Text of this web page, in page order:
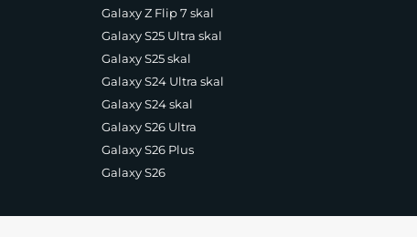
Galaxy Z Flip 7 skal
Galaxy S25 Ultra skal
Galaxy S25 skal
Galaxy S24 Ultra skal
Galaxy S24 skal
Galaxy S26 Ultra
Galaxy S26 Plus
Galaxy S26